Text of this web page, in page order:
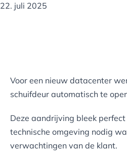
22. juli 2025
Voor een nieuw datacenter
schuifdeur automatisch te
Deze aandrijving bleek
technische omgeving nodig
verwachtingen van de klant.